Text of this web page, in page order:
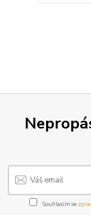
Souhlasím se